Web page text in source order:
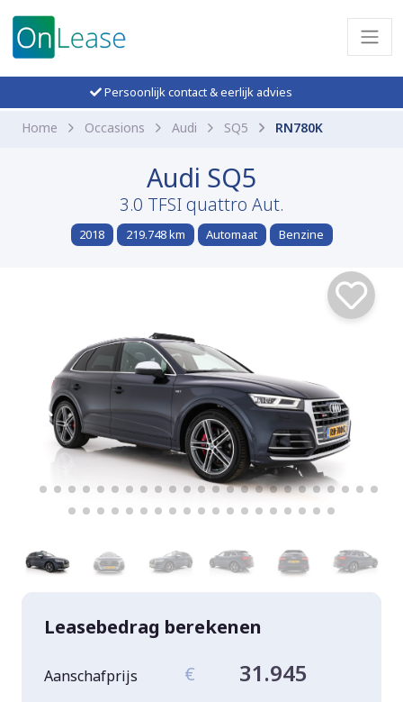
Persoonlijk contact & eerlijk advies
Home Occasions Audi SQ5 RN780K
Audi SQ5
3.0 TFSI quattro Aut.
2018 219.748 km Automaat Benzine
Leasebedrag berekenen
Aanschafprijs € 31.945